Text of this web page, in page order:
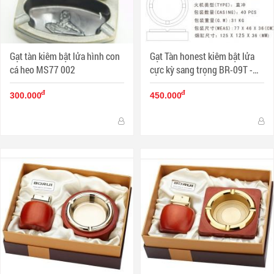
Gạt tàn kiêm bật lửa hình con
cá heo MS77 002
300.000đ
Gạt Tàn honest kiêm bật lửa
cực kỳ sang trọng BR-09T -
MS11 002
450.000đ